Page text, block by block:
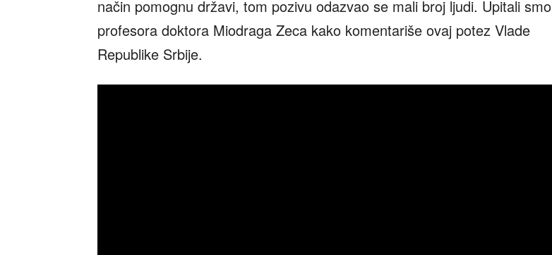
način pomognu državi, tom pozivu odazvao se mali broj ljudi. Upitali smo
profesora doktora Miodraga Zeca kako komentariše ovaj potez Vlade
Republike Srbije.